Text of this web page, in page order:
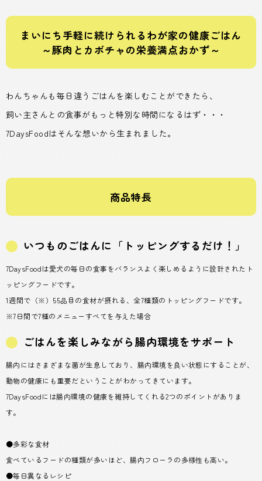
まいにち手軽に続けられるわが家の健康ごはん
～豚肉とカボチャの栄養満点おかず～
わんちゃんも毎日違うごはんを楽しむことができたら、
飼い主さんとの食事がもっと特別な時間になるはず・・・
7DaysFoodはそんな想いから生まれました。
商品特長
いつものごはんに「トッピングするだけ！」
7DaysFoodは愛犬の毎日の食事をバランスよく楽しめるように設計されたト
ッピングフードです。
1週間で（※）55品目の食材が摂れる、全7種類のトッピングフードです。
※7日間で7種のメニューすべてを与えた場合
ごはんを楽しみながら腸内環境をサポート
腸内にはさまざまな菌が生息しており、腸内環境を良い状態にすることが、
動物の健康にも重要だということがわかってきています。
7DaysFoodには腸内環境の健康を維持してくれる2つのポイントがありま
す。
●多彩な食材
食べているフードの種類が多いほど、腸内フローラの多様性も高い。
●毎日異なるレシピ